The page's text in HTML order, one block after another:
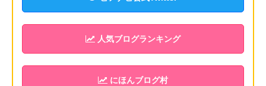
人気ブログランキング
にほんブログ村